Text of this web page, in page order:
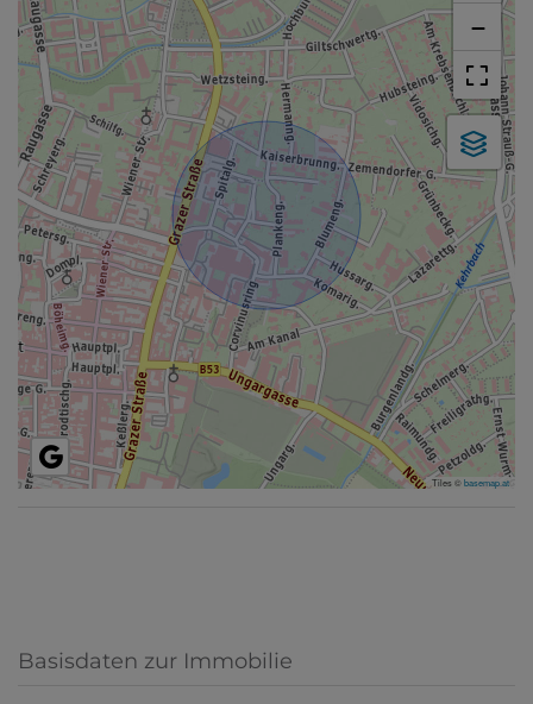
−
Tiles ©basemap.at
Basisdaten zur Immobilie